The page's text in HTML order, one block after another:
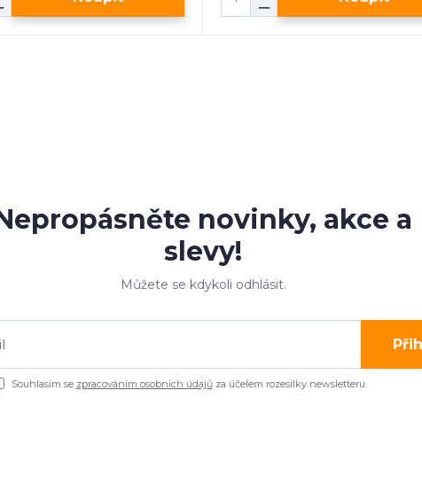
novinky, akce a
slevy!
Můžete se kdykoli odhlásit.
Souhlasím se zpracováním osobních údajůza účelem rozesílky newsletteru.